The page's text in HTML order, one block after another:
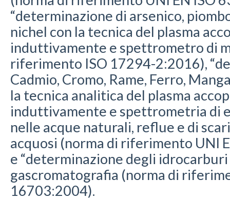
“determinazione di arsenico,
nichel con la tecnica del plasma
induttivamente e spettrometro di
riferimento ISO 17294-2:2016),
Cadmio, Cromo, Rame, Ferro,
la tecnica analitica del plasma
induttivamente e spettrometria di
nelle acque naturali, reflue e di
acquosi (norma di riferimento UNI
e “determinazione degli
gascromatografia (norma di
16703:2004).